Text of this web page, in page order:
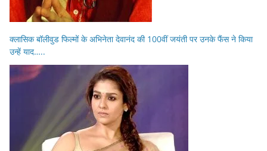
क्लासिक बॉलीवुड फिल्मों के अभिनेता देवानंद की 100वीं जयंती पर उनके फैंस ने किया
उन्हें याद…..